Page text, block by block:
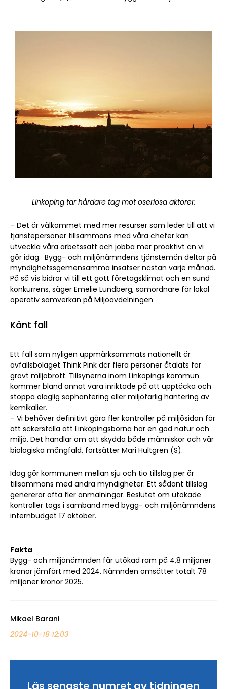
Linköping tar hårdare tag mot oseriösa aktörer.
– Det är välkommet med mer resurser som leder till att vi
tjänstepersoner tillsammans med våra chefer kan
utveckla våra arbetssätt och jobba mer proaktivt än vi
gör idag. Bygg- och miljönämndens tjänstemän deltar på
myndighetssgemensamma insatser nästan varje månad.
På så vis bidrar vi till ett gott företagsklimat och en sund
konkurrens, säger Emelie Lundberg, samordnare för lokal
operativ samverkan på Miljöavdelningen
Känt fall
Ett fall som nyligen uppmärksammats nationellt är
avfallsbolaget Think Pink där flera personer åtalats för
grovt miljöbrott. Tillsynerna inom Linköpings kommun
kommer bland annat vara inriktade på att upptäcka och
stoppa olaglig sophantering eller miljöfarlig hantering av
kemikalier.
– Vi behöver definitivt göra fler kontroller på miljösidan för
att säkerställa att Linköpingsborna har en god natur och
miljö. Det handlar om att skydda både människor och vår
biologiska mångfald, fortsätter Mari Hultgren (S).
Idag gör kommunen mellan sju och tio tillslag per år
tillsammans med andra myndigheter. Ett sådant tillslag
genererar ofta fler anmälningar. Beslutet om utökade
kontroller togs i samband med bygg- och miljönämndens
internbudget 17 oktober.
Fakta
Bygg- och miljönämnden får utökad ram på 4,8 miljoner
kronor jämfört med 2024. Nämnden omsätter totalt 78
miljoner kronor 2025.
Mikael Barani
2024-10-18 12:03
Läs senaste numret av tidningen